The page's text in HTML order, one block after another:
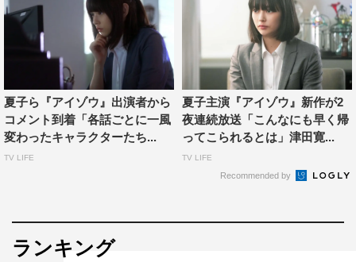
『アイゾウ 警視庁・心理分析捜査班』
フジテレビ ※関東ローカル
「殺しのピエロ」2023年3月27日（月）深夜0時25分～1
時25分
「奇跡の親子」2023年3月28日（火）深夜0時25分～1時
25分
https://www.fujitv.co.jp/kayoactionaizo/
夏子ら『アイゾウ』出演者から
コメント到着「各話ごとに一風
変わったキャラクターたち...
TV LIFE
夏子主演『アイゾウ』新作が2
夜連続放送「こんなにも早く帰
ってこられるとは」津田寛...
TV LIFE
Recommended by
ランキング